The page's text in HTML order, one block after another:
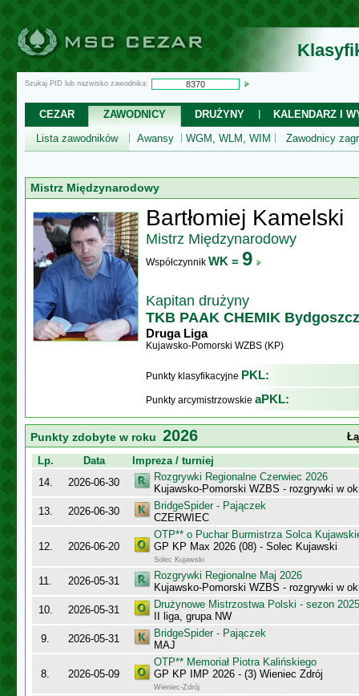
Szukaj PID lub nazwisko zawodnika:
CEZAR ZAWODNICY DRUŻYNY
KALENDARZ I
Lista zawodników
Awansy WGM, WLM, WIM Zawodnicy
Mistrz Międzynarodowy
Bartłomiej Kamelski
Mistrz Międzynarodowy
Współczynnik WK = 9
Kapitan drużyny
TKB PAAK CHEMIK Bydgoszcz
Druga Liga
Kujawsko-Pomorski WZBS (KP)
Punkty klasyfikacyjne PKL:
Punkty arcymistrzowskie aPKL:
Punkty zdobyte w roku 2026
Lp.
Data
Impreza / turniej
14.
2026-06-30
Rozgrywki Regionalne Czerwiec 2026
Kujawsko-Pomorski WZBS - rozgrywki w
13.
2026-06-30
BridgeSpider - Pajączek
CZERWIEC
12. 2026-06-20
OTP** o Puchar Burmistrza Solca
GP KP Max 2026 (08) - Solec Kujawski
Solec Kujawski
11. 2026-05-31
Rozgrywki Regionalne Maj 2026
Kujawsko-Pomorski WZBS - rozgrywki w
10.
2026-05-31
Drużynowe Mistrzostwa Polski - sezon
II liga, grupa NW
9.
2026-05-31
BridgeSpider - Pajączek
MAJ
8. 2026-05-09
OTP** Memoriał Piotra Kalińskiego
GP KP IMP 2026 - (3) Wieniec Zdrój
Wieniec-Zdrój